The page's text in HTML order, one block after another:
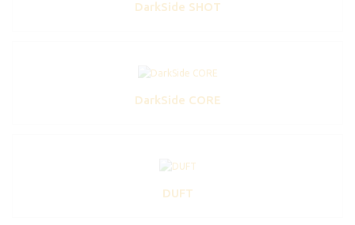
DarkSide SHOT
DarkSide CORE
DUFT